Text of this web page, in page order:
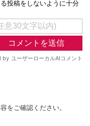
をご確認ください。